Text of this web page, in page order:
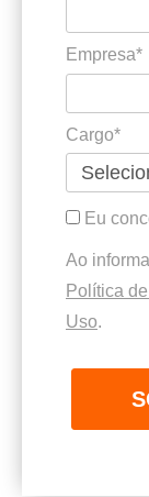
Empresa*
Cargo*
Eu
Ao
Política
Uso.